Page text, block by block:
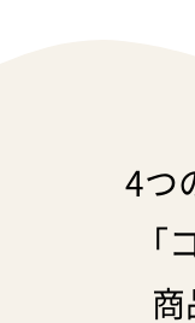
4つ
「
商